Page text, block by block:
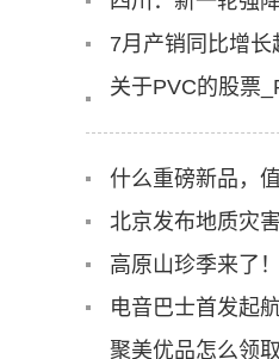
7月产销同比增
关于PVC的股票
什么重磅新品，
北京发布地质灾
高原山珍季来了！
电音巴士首发起
聚美优品怎么领